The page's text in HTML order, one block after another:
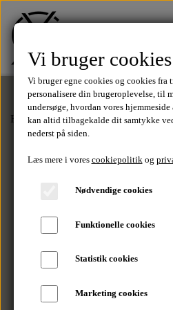
TØJ
Tilbud
Forside Bælter Tekstilbælter
Vi bruger cookies
Vi bruger egne cookies og cookies fra
personalisere din brugeroplevelse, til
undersøge, hvordan vores hjemmeside
kan altid tilbagekalde dit samtykke
nederst på siden.
Læs mere i vores cookiepolitikog
Nødvendige cookies
Funktionelle cookies
Statistik cookies
Marketing cookies